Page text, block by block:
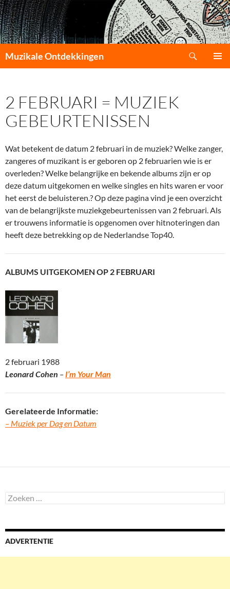
Muzikale Ontdekkingen
INHOUD
2 FEBRUARI = MUZIEK
GEBEURTENISSEN
Wat betekent de datum 2 februari in de muziek? Welke zanger,
zangeres of muzikant is er geboren op 2 februarien wie is er
overleden? Welke belangrijke en bekende albums zijn er op
deze datum uitgekomen en welke singles en hits waren er voor
het eerst de beluisteren.? Op deze pagina vind je een overzicht
van de belangrijkste muziekgebeurtenissen van 2 februari. Als
er trouwens informatie is opgenomen over hitnoteringen dan
heeft deze betrekking op de Nederlandse Top40.
ALBUMS UITGEKOMEN OP 2 FEBRUARI
2 februari 1988
Leonard Cohen – I’m Your Man
Gerelateerde Informatie:
– Muziek per Dag en Datum
Zoeken
naar:
ADVERTENTIE